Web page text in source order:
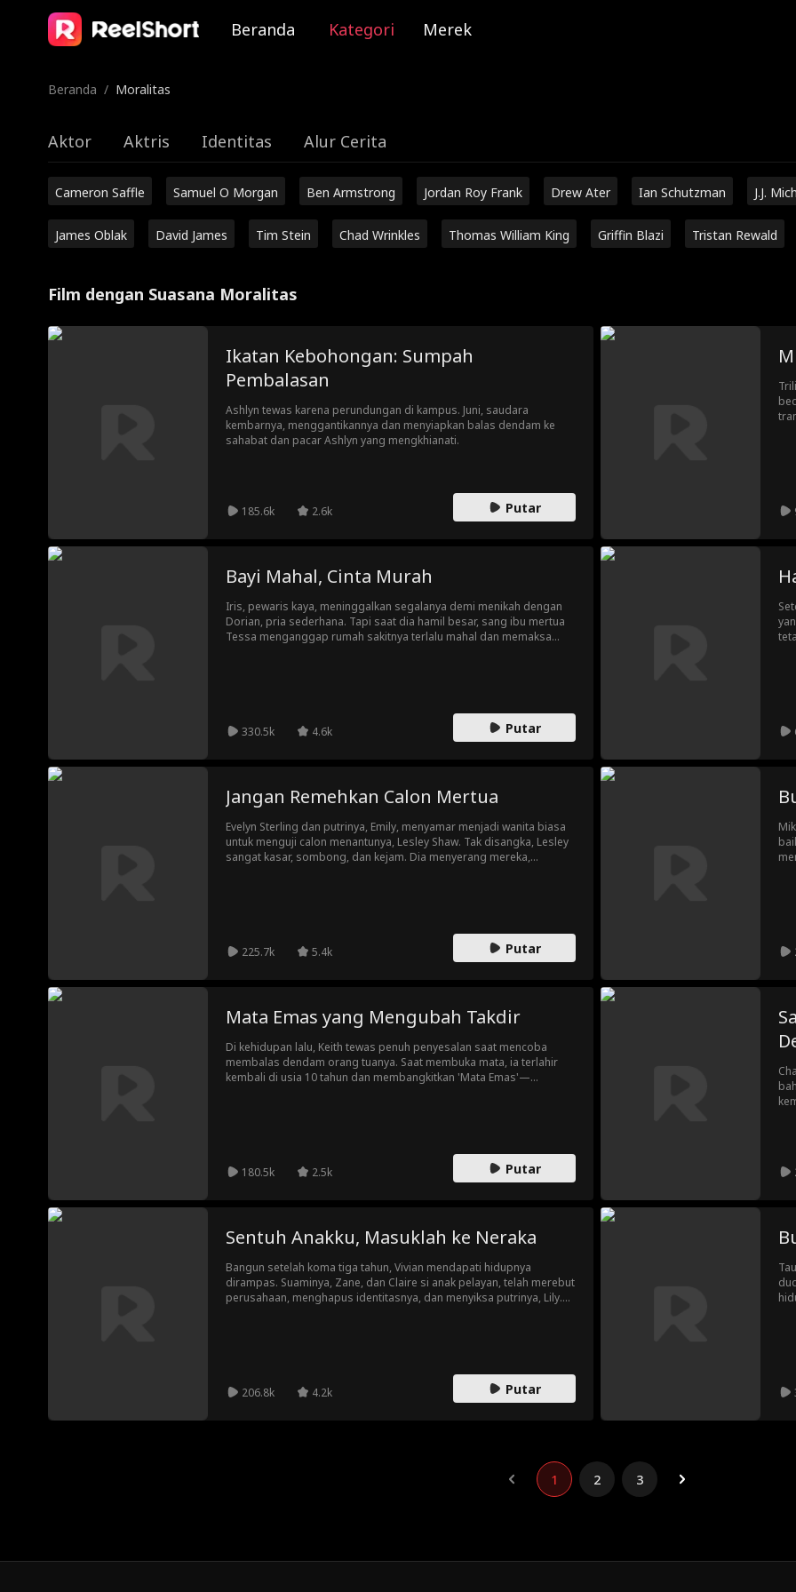
Beranda Kategori Merek
Beranda / Moralitas
Aktor Aktris Identitas Alur Cerita
Cameron Saffle Samuel O Morgan Ben Armstrong Jordan Roy Frank Drew Ater Ian Schutzman J.J.
James Oblak David James Tim Stein Chad Wrinkles Thomas William King Griffin Blazi Tristan Rewald
Film dengan Suasana Moralitas
Ikatan Kebohongan: Sumpah
Pembalasan
Ashlyn tewas karena perundungan di kampus. Juni, saudara
kembarnya, menggantikannya dan menyiapkan balas dendam ke
sahabat dan pacar Ashlyn yang mengkhianati.
185.6k 2.6k Putar
Bayi Mahal, Cinta Murah
Iris, pewaris kaya, meninggalkan segalanya demi menikah dengan
Dorian, pria sederhana. Tapi saat dia hamil besar, sang ibu mertua
Tessa menganggap rumah sakitnya terlalu mahal dan memaksa
330.5k 4.6k Putar
Jangan Remehkan Calon Mertua
Evelyn Sterling dan putrinya, Emily, menyamar menjadi wanita biasa
untuk menguji calon menantunya, Lesley Shaw. Tak disangka, Lesley
sangat kasar, sombong, dan kejam. Dia menyerang mereka,
225.7k 5.4k Putar
Mata Emas yang Mengubah Takdir
Di kehidupan lalu, Keith tewas penuh penyesalan saat mencoba
membalas dendam orang tuanya. Saat membuka mata, ia terlahir
kembali di usia 10 tahun dan membangkitkan 'Mata Emas'—
180.5k 2.5k Putar
Sentuh Anakku, Masuklah ke Neraka
Bangun setelah koma tiga tahun, Vivian mendapati hidupnya
dirampas. Suaminya, Zane, dan Claire si anak pelayan, telah merebut
perusahaan, menghapus identitasnya, dan menyiksa putrinya, Lily.
206.8k 4.2k Putar
1 2 3